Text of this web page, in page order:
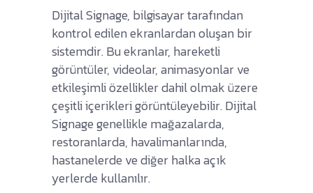
Dijital Signage, bilgisayar tarafından
kontrol edilen ekranlardan oluşan bir
sistemdir. Bu ekranlar, hareketli
görüntüler, videolar, animasyonlar ve
etkileşimli özellikler dahil olmak üzere
çeşitli içerikleri görüntüleyebilir. Dijital
Signage genellikle mağazalarda,
restoranlarda, havalimanlarında,
hastanelerde ve diğer halka açık
yerlerde kullanılır.